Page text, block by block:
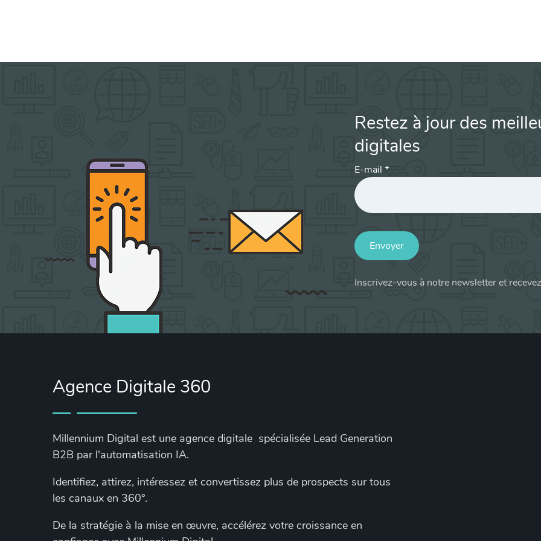
Restez à jour des
digitales
E-mail *
Envoyer
Inscrivez-vous à notre newsletter et
Agence Digitale 360
Millennium Digital est une agence digitale spécialisée Lead Generation
B2B par l'automatisation IA.
Identifiez, attirez, intéressez et convertissez plus de prospects sur tous
les canaux en 360°.
De la stratégie à la mise en œuvre, accélérez votre croissance en